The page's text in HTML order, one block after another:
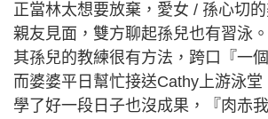
正當林太想要放棄，愛女 / 孫心切
親友見面，雙方聊起孫兒也有習泳
其孫兒的教練很有方法，跨口『一
而婆婆平日幫忙接送Cathy上游泳堂
學了好一段日子也沒成果，『肉赤